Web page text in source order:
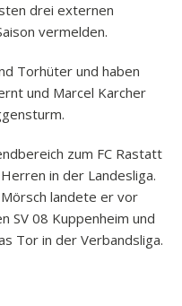
drei externen
vermelden.
Torhüter und haben
und Marcel Karcher
zum FC Rastatt
in der Landesliga.
Mörsch landete er vor
SV 08 Kuppenheim und
Tor in der Verbandsliga.